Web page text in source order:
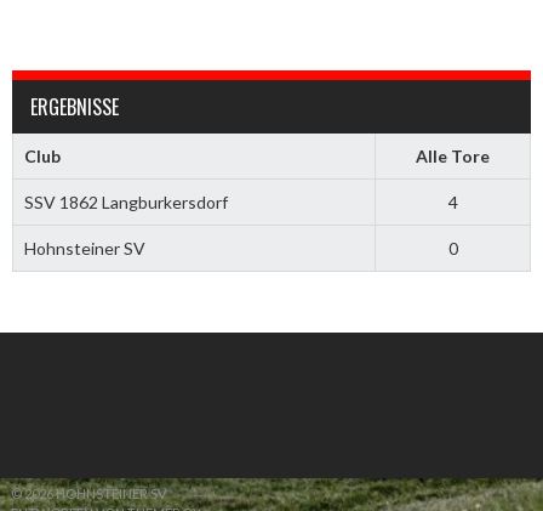
ERGEBNISSE
Club Alle Tore
SSV 1862 Langburkersdorf 4
Hohnsteiner SV 0
© 2026 HOHNSTEINER SV